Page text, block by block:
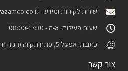
שירות לקוחות ומידע –
שעות פעילות: א-ה - 08:00-17:30
כתובת: אפעל 5, פתח תקווה (חניה חינם ללקוחות)
צור קשר